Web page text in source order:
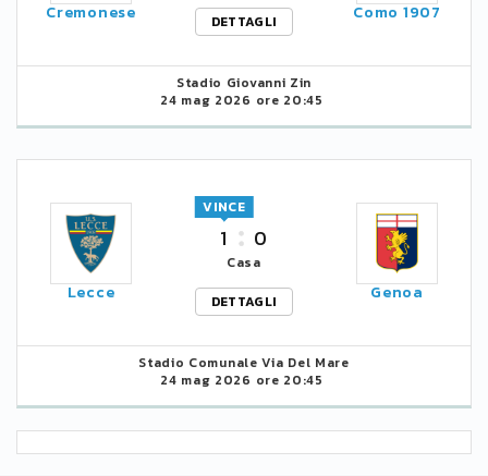
Cremonese
DETTAGLI
Como 1907
Stadio Giovanni Zin
24 mag 2026 ore 20:45
Lecce
1
VINCE
0
Casa
DETTAGLI
Genoa
Stadio Comunale Via Del Mare
24 mag 2026 ore 20:45